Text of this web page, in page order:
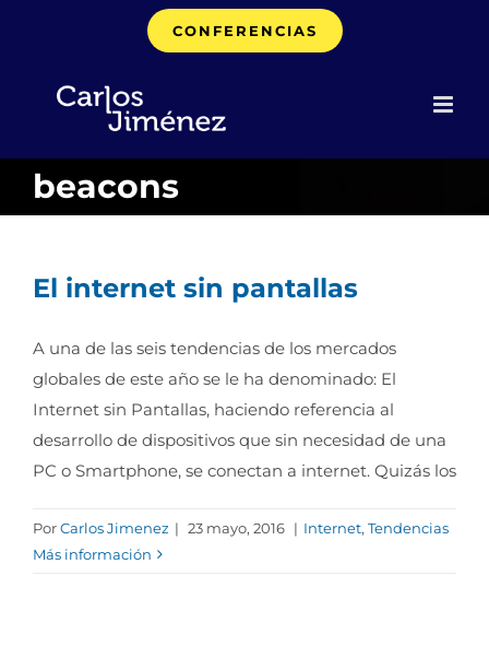
CONFERENCIAS
beacons
El internet sin pantallas
A una de las seis tendencias de los mercados
globales de este año se le ha denominado: El
Internet sin Pantallas, haciendo referencia al
desarrollo de dispositivos que sin necesidad de una
PC o Smartphone, se conectan a internet. Quizás los
PorCarlos Jimenez | 23 mayo, 2016 | Internet, Tendencias
Más información